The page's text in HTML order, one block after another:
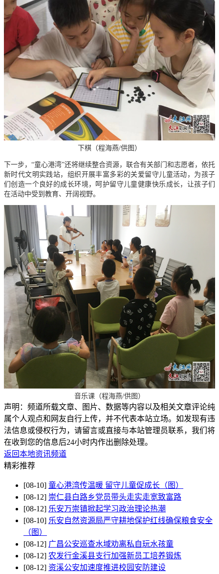
下棋（程海燕/供图）
下一步，“童心港湾”还将继续整合资源，联合有关部门和志愿者，依托
新时代文明实践站，组织开展丰富多彩的关爱留守儿童活动，为孩子
们创造一个良好的成长环境，呵护留守儿童健康快乐成长，让孩子们
在活动中受到教育、开阔视野。
音乐课（程海燕/供图）
声明：频道所载文章、图片、数据等内容以及相关文章评论纯
属个人观点和网友自行上传，并不代表本站立场。如发现有违
法信息或侵权行为，请留言或直接与本站管理员联系，我们将
在收到您的信息后24小时内作出删除处理。
返回本地资讯频道
精彩推荐
[08-10] 童心港湾传温暖 留守儿童促成长（图）
[08-12] 崇仁县白路乡党员带头走实走宽致富路
[08-12] 乐安万崇镇掀起学习政治理论热潮
[08-10] 乐安自然资源局严守耕地保护红线确保粮食安全
（图）
[08-12] 广昌公安巡查水域劝离私自玩水孩童
[08-12] 农发行金溪县支行加强新员工培养锻炼
[08-12] 资溪公安加速度推进校园安防建设